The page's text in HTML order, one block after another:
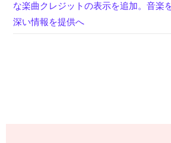
な楽曲クレジットの表示を追加。音楽
深い情報を提供へ